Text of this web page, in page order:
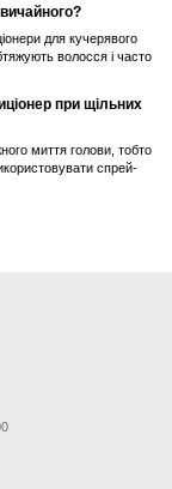
для кучерявого
волосся і часто
при щільних
миття голови, тобто
спрей-